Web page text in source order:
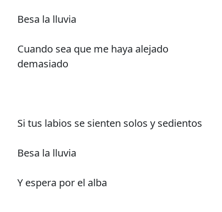
Besa la lluvia
Cuando sea que me haya alejado
demasiado
Si tus labios se sienten solos y sedientos
Besa la lluvia
Y espera por el alba